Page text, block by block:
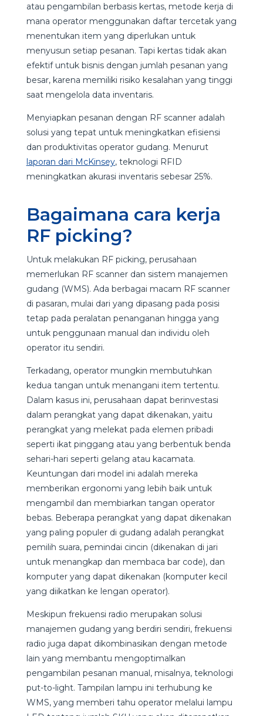
atau pengambilan berbasis kertas, metode kerja di
mana operator menggunakan daftar tercetak yang
menentukan item yang diperlukan untuk
menyusun setiap pesanan. Tapi kertas tidak akan
efektif untuk bisnis dengan jumlah pesanan yang
besar, karena memiliki risiko kesalahan yang tinggi
saat mengelola data inventaris.
Menyiapkan pesanan dengan RF scanner adalah
solusi yang tepat untuk meningkatkan efisiensi
dan produktivitas operator gudang. Menurut
laporan dari McKinsey, teknologi RFID
meningkatkan akurasi inventaris sebesar 25%.
Bagaimana cara kerja
RF picking?
Untuk melakukan RF picking, perusahaan
memerlukan RF scanner dan sistem manajemen
gudang (WMS). Ada berbagai macam RF scanner
di pasaran, mulai dari yang dipasang pada posisi
tetap pada peralatan penanganan hingga yang
untuk penggunaan manual dan individu oleh
operator itu sendiri.
Terkadang, operator mungkin membutuhkan
kedua tangan untuk menangani item tertentu.
Dalam kasus ini, perusahaan dapat berinvestasi
dalam perangkat yang dapat dikenakan, yaitu
perangkat yang melekat pada elemen pribadi
seperti ikat pinggang atau yang berbentuk benda
sehari-hari seperti gelang atau kacamata.
Keuntungan dari model ini adalah mereka
memberikan ergonomi yang lebih baik untuk
mengambil dan membiarkan tangan operator
bebas. Beberapa perangkat yang dapat dikenakan
yang paling populer di gudang adalah perangkat
pemilih suara, pemindai cincin (dikenakan di jari
untuk menangkap dan membaca bar code), dan
komputer yang dapat dikenakan (komputer kecil
yang diikatkan ke lengan operator).
Meskipun frekuensi radio merupakan solusi
manajemen gudang yang berdiri sendiri, frekuensi
radio juga dapat dikombinasikan dengan metode
lain yang membantu mengoptimalkan
pengambilan pesanan manual, misalnya, teknologi
put-to-light. Tampilan lampu ini terhubung ke
WMS, yang memberi tahu operator melalui lampu